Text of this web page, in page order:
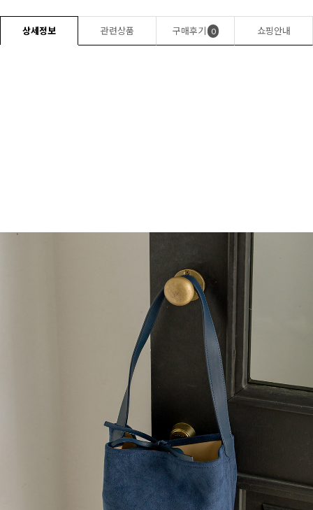
상세정보 관련상품 구매후기 0 쇼핑안내